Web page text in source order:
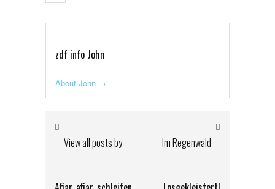
zdf info John
About John →
View all posts by Im Regenwald